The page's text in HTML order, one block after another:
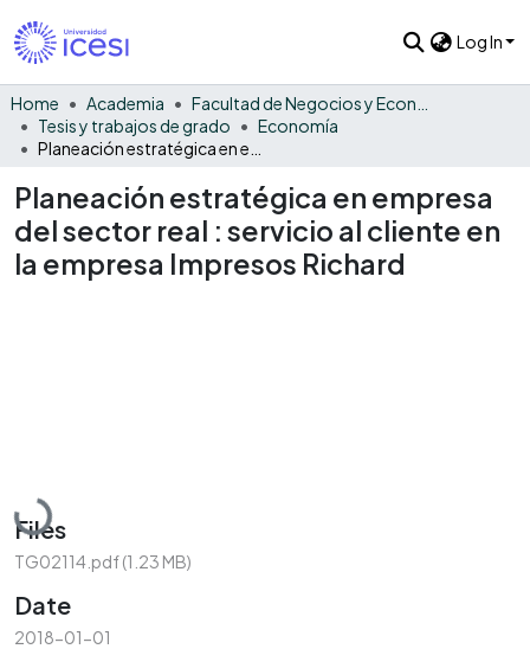
Log In
Home Academia
Tesis y trabajos de grado
Economía
Planeación estratégica en empresa
del sector real : servicio al cliente en
la empresa Impresos Richard
Loading...
Files
TG02114.pdf(1.23 MB)
Date
2018-01-01